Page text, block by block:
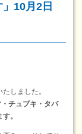
10月2日
しました。
チュプキ・タバ
。